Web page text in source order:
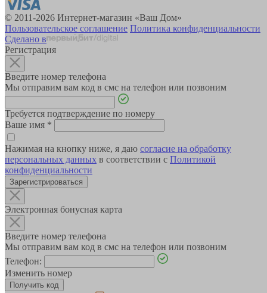
© 2011-2026 Интернет-магазин «Ваш Дом»
Пользовательское соглашение Политика конфиденциальности
Сделано в
Регистрация
Введите номер телефона
Мы отправим вам код в смс на телефон или позвоним
Требуется подтверждение по номеру
Ваше имя *
Нажимая на кнопку ниже, я даю согласие на обработку
персональных данных в соответствии с Политикой
конфиденциальности
Зарегистрироваться
Электронная бонусная карта
Введите номер телефона
Мы отправим вам код в смс на телефон или позвоним
Телефон:
Изменить номер